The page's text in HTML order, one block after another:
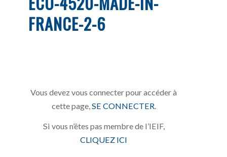
FRANCE-2-6
Vous devez vous connecter pour accéder à
cette page, SE CONNECTER
Si vous n’êtes pas membre de l’IEIF,
CLIQUEZ ICI